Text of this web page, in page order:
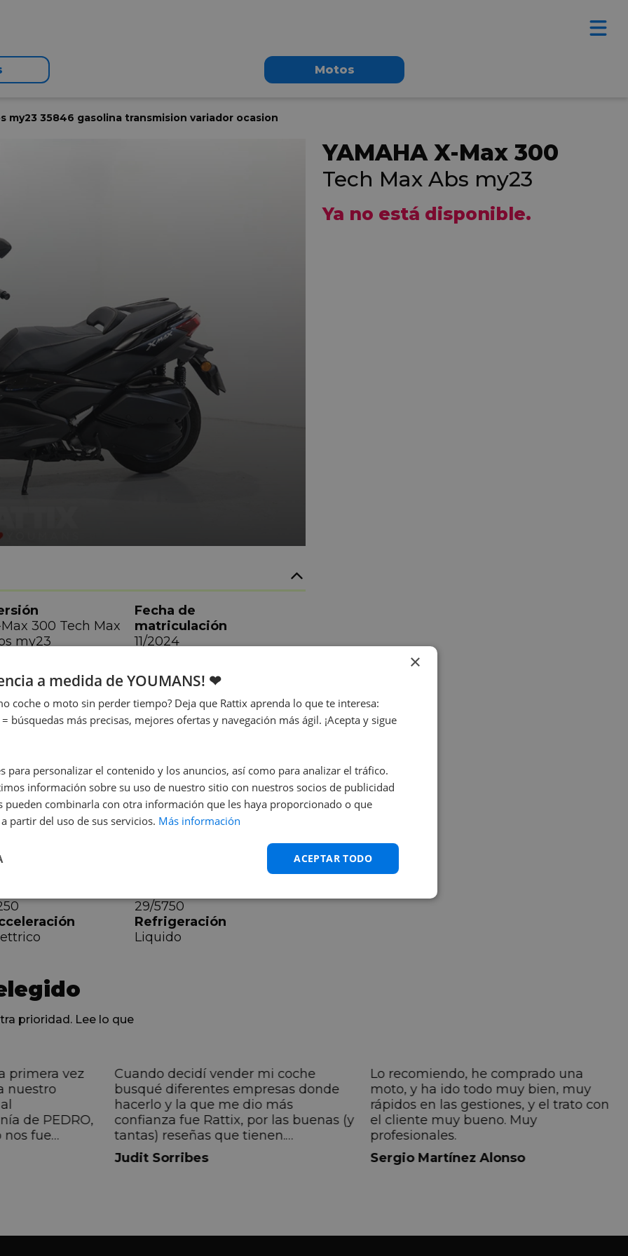
Motos
my23 35846 gasolina transmision variador ocasion
300 Tech Max
my23
Fecha de
matriculación
11/2024
cv
cm
80 cm
29/5750
Refrigeración
Liquido
YAMAHA X-Max 300
Tech Max Abs my23
Ya no está disponible.
prioridad. Lee lo que
primera vez
nuestro
de PEDRO,
nos fue
directa, de
que
Cuando decidí vender mi coche
busqué diferentes empresas donde
hacerlo y la que me dio más
confianza fue Rattix, por las buenas (y
tantas) reseñas que tienen.
Realmente la experiencia ha sido
muy buena, Carolina ha sido siempre
Judit Sorribes
Lo recomiendo, he comprado una
moto, y ha ido todo muy bien, muy
rápidos en las gestiones, y el trato con
el cliente muy bueno. Muy
profesionales.
Sergio Martínez Alonso
×
a medida de YOUMANS! ❤
coche o moto sin perder tiempo? Deja que Rattix aprenda lo que te interesa:
búsquedas más precisas, mejores ofertas y navegación más ágil. ¡Acepta y sigue
para personalizar el contenido y los anuncios, así como para analizar el tráfico.
información sobre su uso de nuestro sitio con nuestros socios de publicidad
pueden combinarla con otra información que les haya proporcionado o que
partir del uso de sus servicios. Más información
ACEPTAR TODO